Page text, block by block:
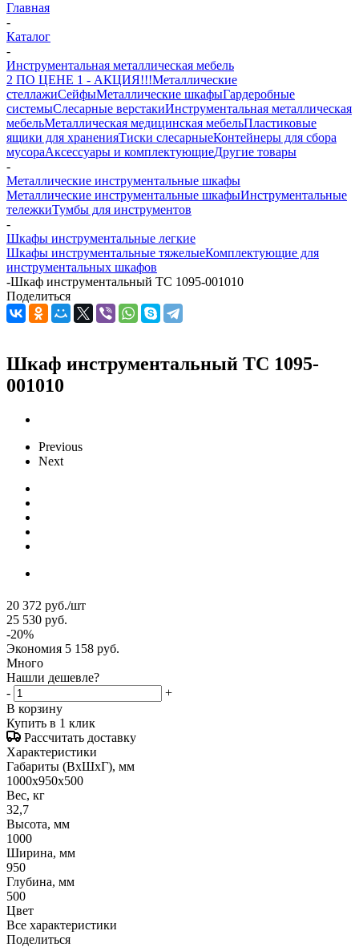
Главная
-
Каталог
-
Инструментальная металлическая мебель
2 ПО ЦЕНЕ 1 - АКЦИЯ!!!Металлические
стеллажиСейфыМеталлические шкафыГардеробные
системыСлесарные верстакиИнструментальная металлическая
мебельМеталлическая медицинская мебельПластиковые
ящики для храненияТиски слесарныеКонтейнеры для сбора
мусораАксессуары и комплектующиеДругие товары
-
Металлические инструментальные шкафы
Металлические инструментальные шкафыИнструментальные
тележкиТумбы для инструментов
-
Шкафы инструментальные легкие
Шкафы инструментальные тяжелыеКомплектующие для
инструментальных шкафов
-Шкаф инструментальный ТС 1095-001010
Поделиться
Шкаф инструментальный ТС 1095-
001010
Previous
Next
20 372 руб./шт
25 530 руб.
-20%
Экономия 5 158 руб.
Много
Нашли дешевле?
-
+
В корзину
Купить в 1 клик
Рассчитать доставку
Характеристики
Габариты (ВxШxГ), мм
1000x950x500
Вес, кг
32,7
Высота, мм
1000
Ширина, мм
950
Глубина, мм
500
Цвет
Все характеристики
Поделиться